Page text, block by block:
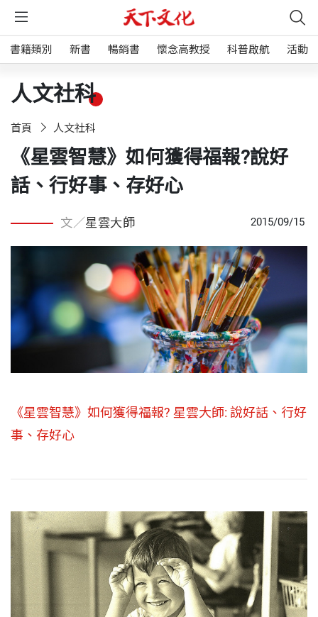
書籍類別 新書 暢銷書 懷念高教授 科普啟航 活動
人文社科
首頁 人文社科
《星雲智慧》如何獲得福報?說好
話、行好事、存好心
文／星雲大師 2015/09/15
《星雲智慧》如何獲得福報? 星雲大師: 說好話、行好
事、存好心